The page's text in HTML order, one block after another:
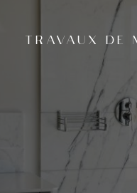
TRAVAUX DE